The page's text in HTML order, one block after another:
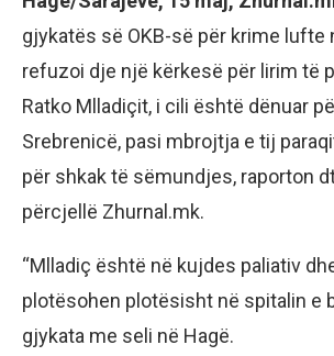
gjykatës së OKB-së për krime lufte
refuzoi dje një kërkesë për lirim të
Ratko Mlladiçit, i cili është dënuar
Srebrenicë, pasi mbrojtja e tij
për shkak të sëmundjes, raporton
përcjellë Zhurnal.mk.
“Mlladiç është në kujdes paliativ
plotësohen plotësisht në spitalin e
gjykata me seli në Hagë.